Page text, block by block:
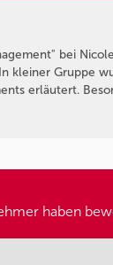
bei
kleiner Gruppe
erläutert.
haben